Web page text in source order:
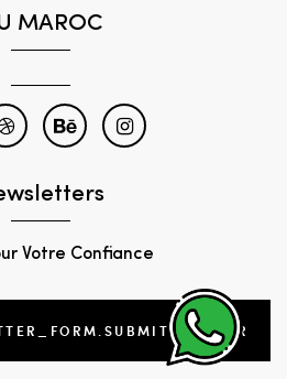
MAROC
Votre Confiance